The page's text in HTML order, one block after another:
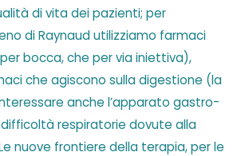
di vita dei pazienti; per
di Raynaud utilizziamo farmaci
bocca, che per via iniettiva),
che agiscono sulla digestione (la
anche l’apparato gastro-
respiratorie dovute alla
nuove frontiere della terapia, per le